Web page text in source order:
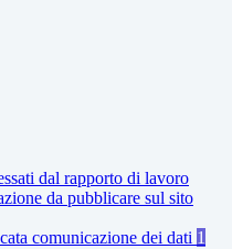
dal rapporto di lavoro
da pubblicare sul sito
comunicazione dei dati 1